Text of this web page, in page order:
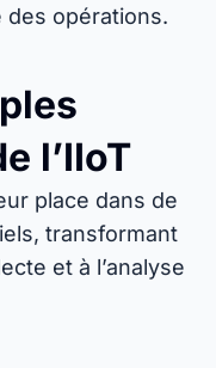
des opérations.
l’IIoT
place dans de
transformant
et à l’analyse